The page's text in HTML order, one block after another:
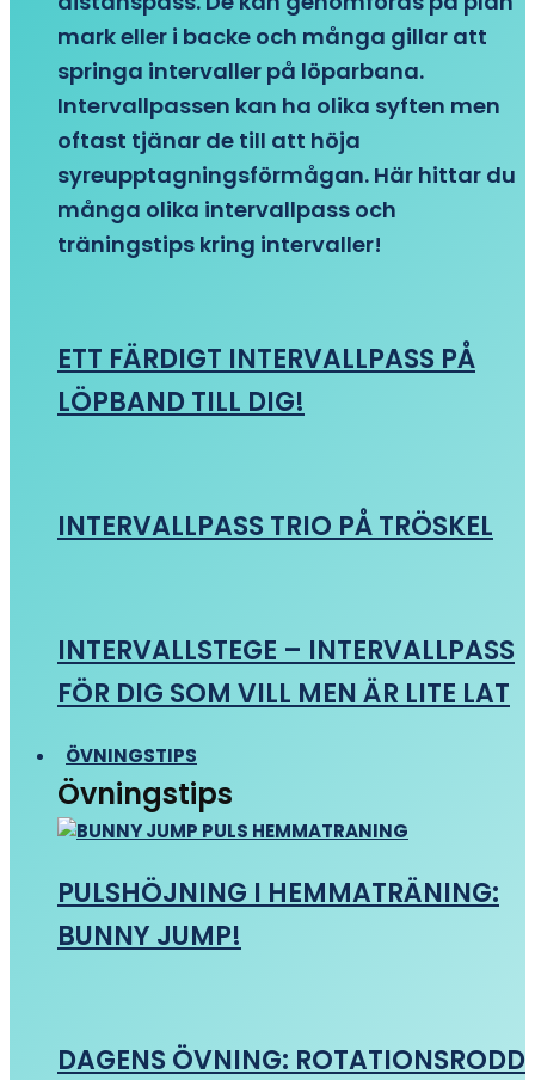
mark eller i backe och många gillar att
springa intervaller på löparbana.
Intervallpassen kan ha olika syften men
oftast tjänar de till att höja
syreupptagningsförmågan. Här hittar du
många olika intervallpass och
träningstips kring intervaller!
ETT FÄRDIGT INTERVALLPASS PÅ
LÖPBAND TILL DIG!
INTERVALLPASS TRIO PÅ TRÖSKEL
INTERVALLSTEGE – INTERVALLPASS
FÖR DIG SOM VILL MEN ÄR LITE LAT
ÖVNINGSTIPS
Övningstips
PULSHÖJNING I HEMMATRÄNING:
BUNNY JUMP!
DAGENS ÖVNING: ROTATIONSRODD